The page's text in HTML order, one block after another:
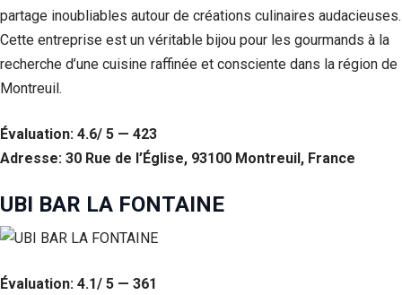
partage inoubliables autour de créations culinaires audacieuses.
Cette entreprise est un véritable bijou pour les gourmands à la
recherche d’une cuisine raffinée et consciente dans la région de
Montreuil.
Évaluation: 4.6/ 5 — 423
Adresse: 30 Rue de l’Église, 93100 Montreuil, France
UBI BAR LA FONTAINE
Évaluation: 4.1/ 5 — 361